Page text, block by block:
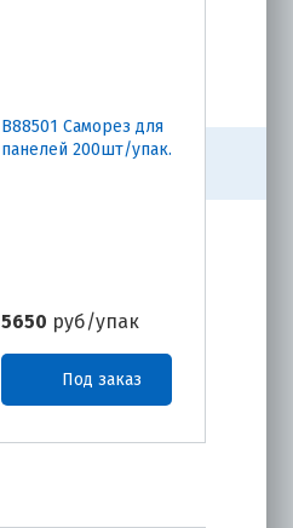
B88501 Саморез для
панелей 200шт/упак.
5650 руб/упак
Под заказ